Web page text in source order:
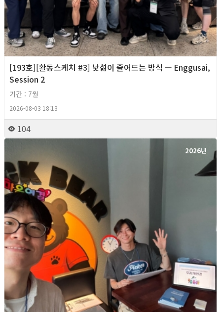
[193호][활동스케치 #3] 낯섦이 줄어드는 방식 — Enggusai,
Session 2
기간 : 7월
2026-08-03 18:13
104
2026년